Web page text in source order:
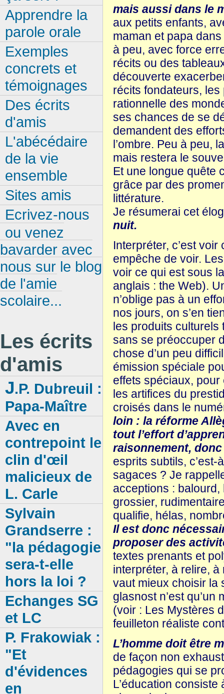
mais aussi dans le
aux petits enfants,
maman et papa
à peu, avec force
récits ou des
découverte
récits fondateurs,
rationnelle des
ses chances de se
demandent des
l’ombre. Peu à peu,
mais restera le
Et une longue quête
grâce par des
littérature.
Je résumerai cet
nuit.
Interpréter, c’est voir
empêche de voir.
voir ce qui est sous
anglais : the Web).
n’oblige pas à un
nos jours, on s’en
les produits culturels
sans se préoccuper
chose d’un peu
émission spéciale
effets spéciaux,
les artifices du
croisés dans le
loin : la réforme
tout l’effort
raisonnement,
esprits subtils,
sagaces ? Je
acceptions :
grossier,
qualifie, hélas,
Il est donc
proposer des
textes prenants et
interpréter, à relire,
vaut mieux choisir la
glasnost n’est
(voir : Les Mystères
feuilleton réaliste
L’homme doit être
de façon non
pédagogies qui se
L’éducation
Apprendre la
parole orale
Exemples
concrets et
témoignages
Des écrits
d'amis
L'abécédaire
de la vie
ensemble
Sites amis
Ecrivez-nous
ou venez
bavarder avec
nous sur le blog
de l'amie
scolaire...
Les écrits
d'amis
J.P. Dubreuil :
Papa-Maître
Avec en
contrepoint le
clin d'œil
malicieux de
L. Carle
Sylvain
Grandserre :
"la pédagogie
sera-t-elle
hors la loi ?
Echanges SG
et LC
P. Frakowiak :
"Et
d'évidences
en